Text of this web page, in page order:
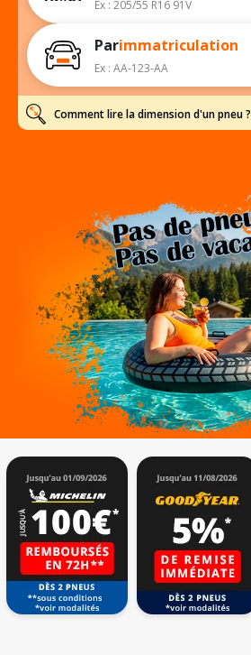
Ex : 205/55 R16 91V
Parimmatriculation
Ex : AA-123-AA
Comment lire la dimension d'un pneu ?